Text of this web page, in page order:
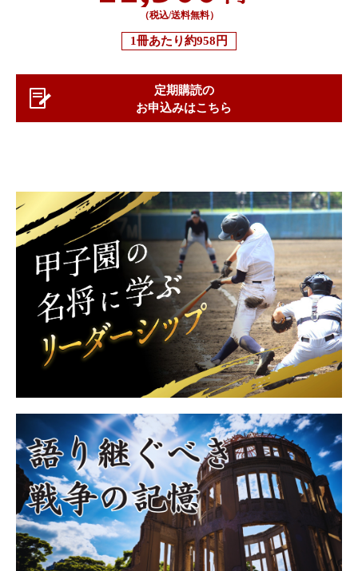
（税込/送料無料）
1冊あたり約958円
定期購読の
お申込みはこちら